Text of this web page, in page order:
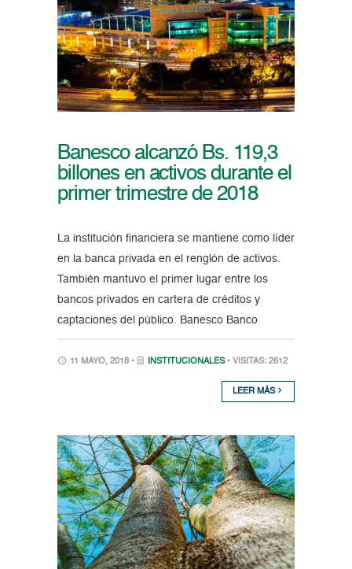
Banesco alcanzó Bs. 119,3
billones en activos durante el
primer trimestre de 2018
La institución financiera se mantiene como líder
en la banca privada en el renglón de activos.
También mantuvo el primer lugar entre los
bancos privados en cartera de créditos y
captaciones del público. Banesco Banco
11 MAYO, 2018 • INSTITUCIONALES • VISITAS: 2612
LEER MÁS